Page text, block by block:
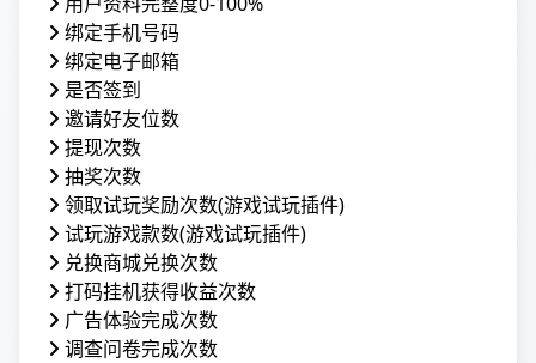
绑定手机号码
绑定电子邮箱
是否签到
邀请好友位数
提现次数
抽奖次数
领取试玩奖励次数(游戏试玩插件)
试玩游戏款数(游戏试玩插件)
兑换商城兑换次数
打码挂机获得收益次数
广告体验完成次数
调查问卷完成次数